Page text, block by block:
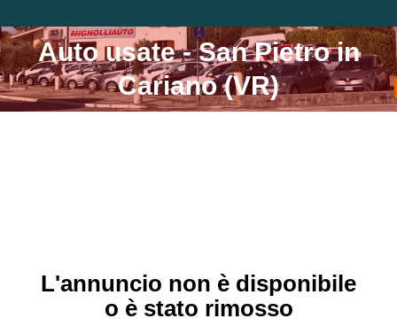
Auto usate - San Pietro in
Cariano (VR)
Tu sei qui:
L'annuncio non è disponibile
o è stato rimosso